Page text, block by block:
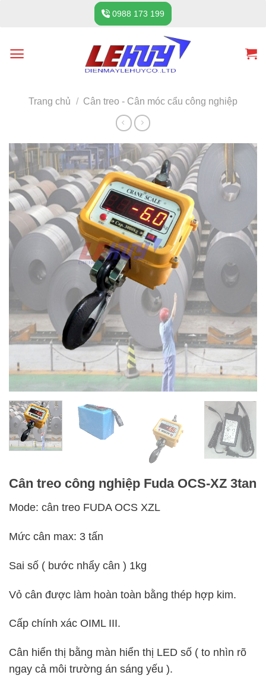
0988 173 199
Trang chủ / Cân treo - Cân móc cẩu công nghiệp
Cân treo công nghiệp Fuda OCS-XZ 3tan
Mode: cân treo FUDA OCS XZL
Mức cân max: 3 tấn
Sai số ( bước nhẩy cân ) 1kg
Vỏ cân được làm hoàn toàn bằng thép hợp kim.
Cấp chính xác OIML III.
Cân hiển thị bằng màn hiển thị LED số ( to nhìn rõ
ngay cả môi trường án sáng yếu ).